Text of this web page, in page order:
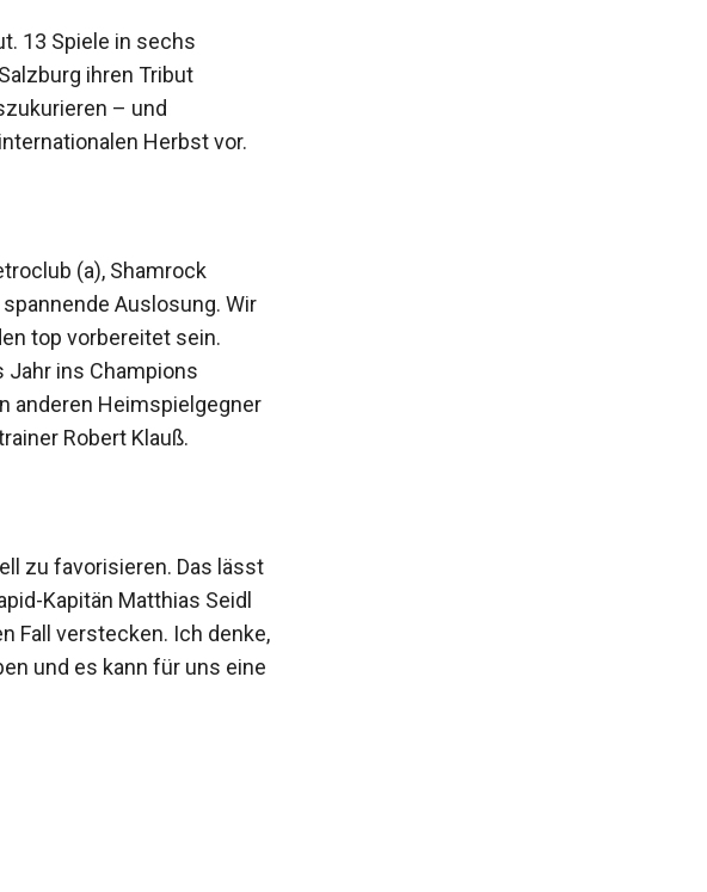
13 Spiele in sechs
ihren Tribut
– und
Herbst vor.
(a), Shamrock
spannende Auslosung. Wir
top vorbereitet sein.
Jahr ins Champions
anderen Heimspielgegner
Robert Klauß.
zu favorisieren. Das lässt
Kapitän Matthias Seidl
Fall verstecken. Ich denke,
und es kann für uns eine